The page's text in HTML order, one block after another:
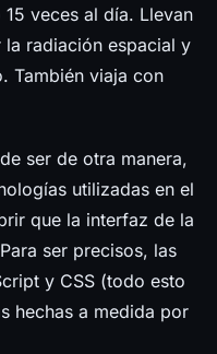
veces al día. Llevan
radiación espacial y
También viaja con
ser de otra manera,
utilizadas en el
que la interfaz de la
ser precisos, las
y CSS (todo esto
hechas a medida por